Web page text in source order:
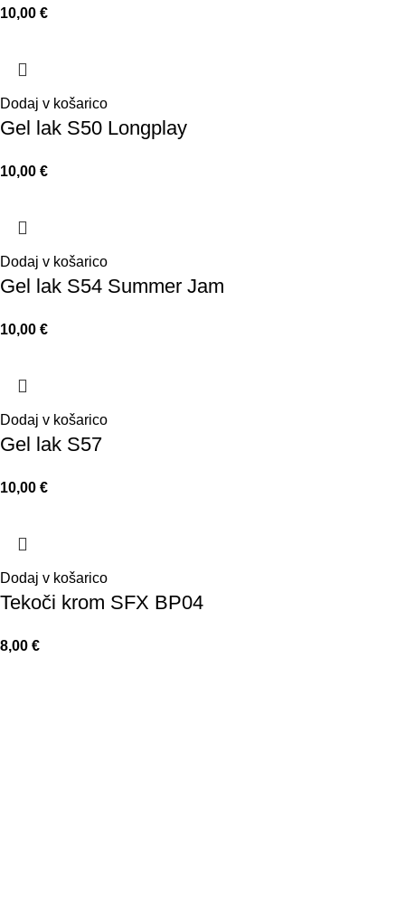
10,00€
Dodaj v košarico
Gel lak S50 Longplay
10,00€
Dodaj v košarico
Gel lak S54 Summer Jam
10,00€
Dodaj v košarico
Gel lak S57
10,00€
Dodaj v košarico
Tekoči krom SFX BP04
8,00€